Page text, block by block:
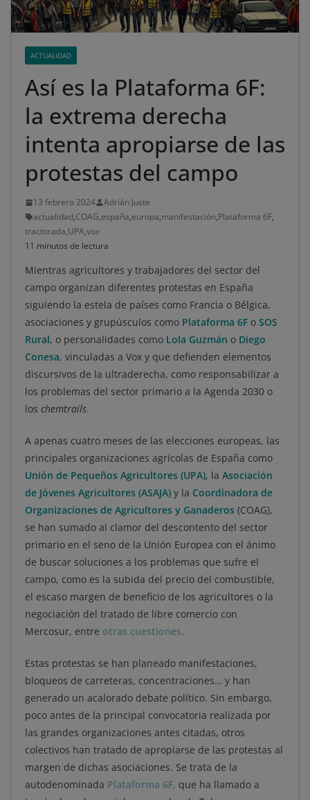
ACTUALIDAD
Así es la Plataforma 6F:
la extrema derecha
intenta apropiarse de las
protestas del campo
13 febrero 2024
Adrián Juste
actualidad,COAG,españa,europa,manifestación,Plataforma 6F,
tractorada,UPA,vox
11 minutos de lectura
Mientras agricultores y trabajadores del sector del
campo organizan diferentes protestas en España
siguiendo la estela de países como Francia o Bélgica,
asociaciones y grupúsculos como Plataforma 6F o SOS
Rural, o personalidades como Lola Guzmán o Diego
Conesa, vinculadas a Vox y que defienden elementos
discursivos de la ultraderecha, como responsabilizar a
los problemas del sector primario a la Agenda 2030 o
los chemtrails.
A apenas cuatro meses de las elecciones europeas, las
principales organizaciones agrícolas de España como
Unión de Pequeños Agricultores (UPA), la Asociación
de Jóvenes Agricultores (ASAJA) y la Coordinadora de
Organizaciones de Agricultores y Ganaderos (COAG),
se han sumado al clamor del descontento del sector
primario en el seno de la Unión Europea con el ánimo
de buscar soluciones a los problemas que sufre el
campo, como es la subida del precio del combustible,
el escaso margen de beneficio de los agricultores o la
negociación del tratado de libre comercio con
Mercosur, entre otras cuestiones.
Estas protestas se han planeado manifestaciones,
bloqueos de carreteras, concentraciones… y han
generado un acalorado debate político. Sin embargo,
poco antes de la principal convocatoria realizada por
las grandes organizaciones antes citadas, otros
colectivos han tratado de apropiarse de las protestas al
margen de dichas asociaciones. Se trata de la
autodenominada Plataforma 6F, que ha llamado a